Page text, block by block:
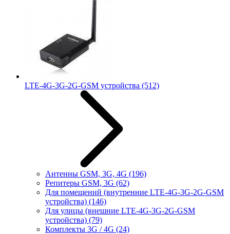
LTE-4G-3G-2G-GSM устройства (512)
Антенны GSM, 3G, 4G (196)
Репитеры GSM, 3G (62)
Для помещений (внутренние LTE-4G-3G-2G-GSM
устройства) (146)
Для улицы (внешние LTE-4G-3G-2G-GSM
устройства) (79)
Комплекты 3G / 4G (24)